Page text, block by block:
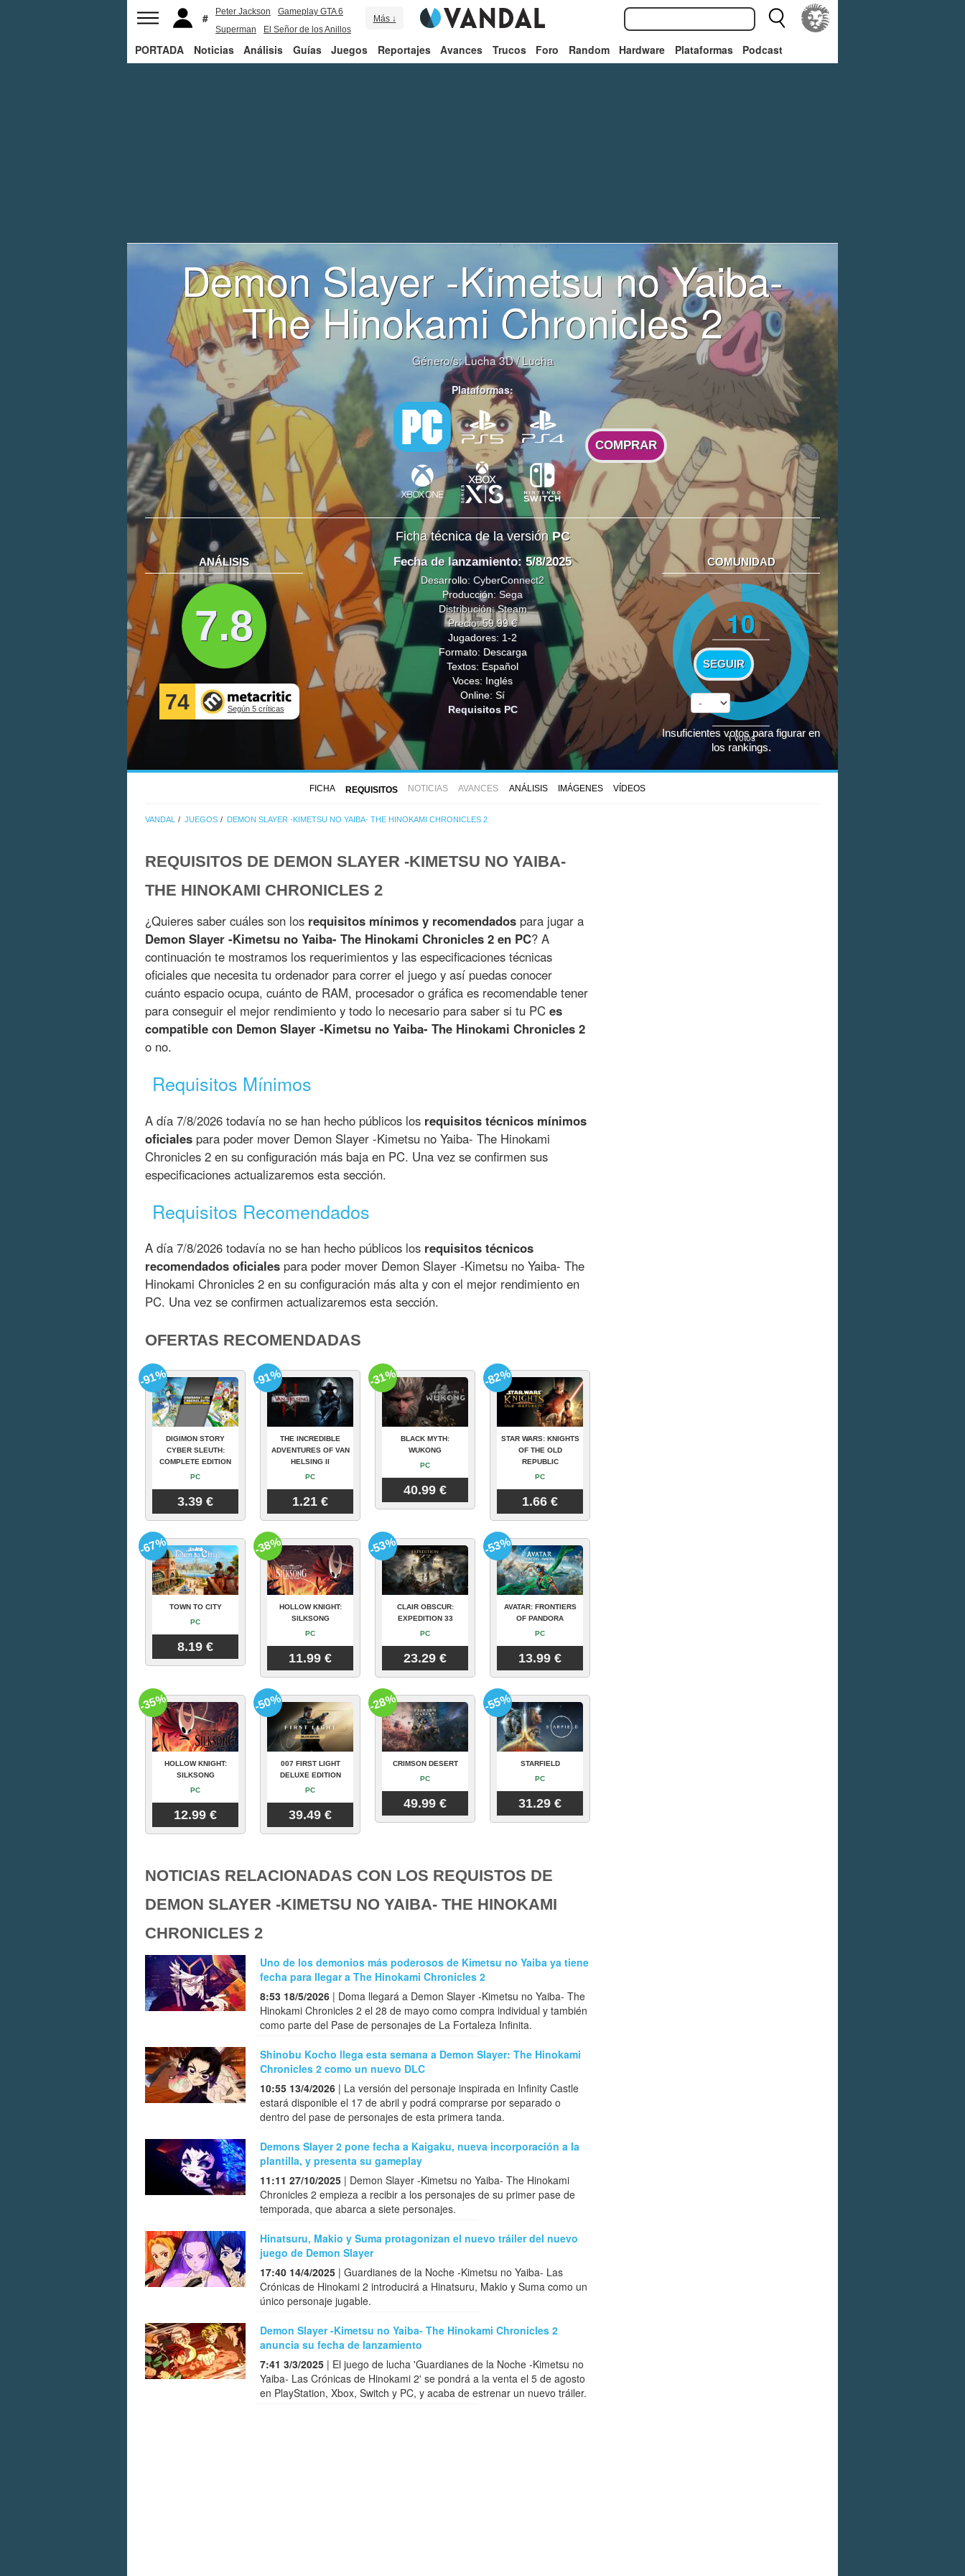
Peter Jackson
Gameplay GTA 6
Superman
El Señor de los Anillos
Más ↓
PORTADA Noticias Análisis Guías Juegos Reportajes Avances Trucos Foro Random Hardware Plataformas Podcast
Demon Slayer -Kimetsu no Yaiba-
The Hinokami Chronicles 2
Género/s:Lucha 3D/Lucha
Plataformas:
COMPRAR
Ficha técnica de la versión PC
ANÁLISIS
7.8
74 Según 5 críticas
Fecha de lanzamiento: 5/8/2025
Desarrollo: CyberConnect2
Producción:Sega
Distribución: Steam
Precio: 59.99 €
Jugadores: 1-2
Formato: Descarga
Textos: Español
Voces: Inglés
Online: Sí
Requisitos PC
COMUNIDAD
10
SEGUIR
1votos
Insuficientes votos para figurar en
los rankings.
FICHA REQUISITOS NOTICIAS AVANCES ANÁLISIS IMÁGENES VÍDEOS
VANDAL JUEGOS DEMON SLAYER -KIMETSU NO YAIBA- THE HINOKAMI CHRONICLES 2
REQUISITOS DE DEMON SLAYER -KIMETSU NO YAIBA-
THE HINOKAMI CHRONICLES 2
¿Quieres saber cuáles son los requisitos mínimos y recomendados para jugar a
Demon Slayer -Kimetsu no Yaiba- The Hinokami Chronicles 2 en PC? A
continuación te mostramos los requerimientos y las especificaciones técnicas
oficiales que necesita tu ordenador para correr el juego y así puedas conocer
cuánto espacio ocupa, cuánto de RAM, procesador o gráfica es recomendable tener
para conseguir el mejor rendimiento y todo lo necesario para saber si tu PC es
compatible con Demon Slayer -Kimetsu no Yaiba- The Hinokami Chronicles 2
o no.
Requisitos Mínimos
A día 7/8/2026 todavía no se han hecho públicos los requisitos técnicos mínimos
oficiales para poder mover Demon Slayer -Kimetsu no Yaiba- The Hinokami
Chronicles 2 en su configuración más baja en PC. Una vez se confirmen sus
especificaciones actualizaremos esta sección.
Requisitos Recomendados
A día 7/8/2026 todavía no se han hecho públicos los requisitos técnicos
recomendados oficiales para poder mover Demon Slayer -Kimetsu no Yaiba- The
Hinokami Chronicles 2 en su configuración más alta y con el mejor rendimiento en
PC. Una vez se confirmen actualizaremos esta sección.
OFERTAS RECOMENDADAS
DIGIMON STORY
CYBER SLEUTH:
COMPLETE EDITION
PC
3.39 €
-91%
THE INCREDIBLE
ADVENTURES OF VAN
HELSING II
PC
1.21 €
-91%
BLACK MYTH:
WUKONG
PC
40.99 €
-31%
STAR WARS: KNIGHTS
OF THE OLD
REPUBLIC
PC
1.66 €
-82%
TOWN TO CITY
PC
8.19 €
-67%
HOLLOW KNIGHT:
SILKSONG
PC
11.99 €
-38%
CLAIR OBSCUR:
EXPEDITION 33
PC
23.29 €
-53%
AVATAR: FRONTIERS
OF PANDORA
PC
13.99 €
-53%
HOLLOW KNIGHT:
SILKSONG
PC
12.99 €
-35%
007 FIRST LIGHT
DELUXE EDITION
PC
39.49 €
-50%
CRIMSON DESERT
PC
49.99 €
-28%
STARFIELD
PC
31.29 €
-55%
NOTICIAS RELACIONADAS CON LOS REQUISTOS DE
DEMON SLAYER -KIMETSU NO YAIBA- THE HINOKAMI
CHRONICLES 2
Uno de los demonios más poderosos de Kimetsu no Yaiba ya tiene
fecha para llegar a The Hinokami Chronicles 2
8:53 18/5/2026 | Doma llegará a Demon Slayer -Kimetsu no Yaiba- The
Hinokami Chronicles 2 el 28 de mayo como compra individual y también
como parte del Pase de personajes de La Fortaleza Infinita.
Shinobu Kocho llega esta semana a Demon Slayer: The Hinokami
Chronicles 2 como un nuevo DLC
10:55 13/4/2026 | La versión del personaje inspirada en Infinity Castle
estará disponible el 17 de abril y podrá comprarse por separado o
dentro del pase de personajes de esta primera tanda.
Demons Slayer 2 pone fecha a Kaigaku, nueva incorporación a la
plantilla, y presenta su gameplay
11:11 27/10/2025 | Demon Slayer -Kimetsu no Yaiba- The Hinokami
Chronicles 2 empieza a recibir a los personajes de su primer pase de
temporada, que abarca a siete personajes.
Hinatsuru, Makio y Suma protagonizan el nuevo tráiler del nuevo
juego de Demon Slayer
17:40 14/4/2025 | Guardianes de la Noche -Kimetsu no Yaiba- Las
Crónicas de Hinokami 2 introducirá a Hinatsuru, Makio y Suma como un
único personaje jugable.
Demon Slayer -Kimetsu no Yaiba- The Hinokami Chronicles 2
anuncia su fecha de lanzamiento
7:41 3/3/2025 | El juego de lucha 'Guardianes de la Noche -Kimetsu no
Yaiba- Las Crónicas de Hinokami 2' se pondrá a la venta el 5 de agosto
en PlayStation, Xbox, Switch y PC, y acaba de estrenar un nuevo tráiler.